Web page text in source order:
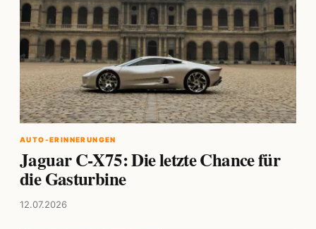
AUTO-ERINNERUNGEN
Jaguar C-X75: Die letzte Chance für
die Gasturbine
12.07.2026